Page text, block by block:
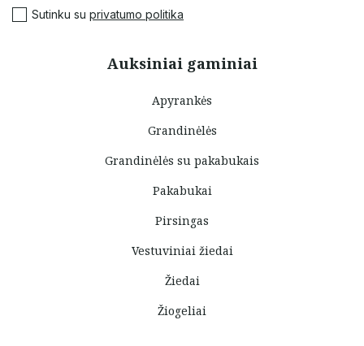
Auksiniai gaminiai
Apyrankės
Grandinėlės
Grandinėlės su pakabukais
Pakabukai
Pirsingas
Vestuviniai žiedai
Žiedai
Žiogeliai
Sutinku su privatumo politika